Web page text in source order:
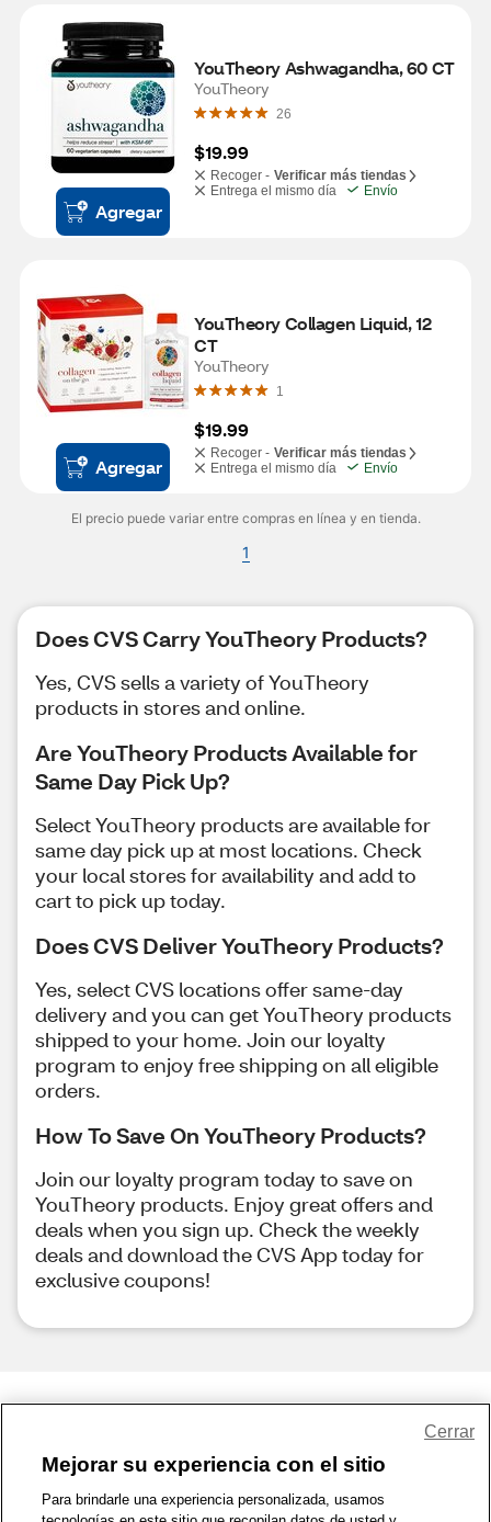
Agregar
YouTheory Ashwagandha, 60 CT
YouTheory
26
$19.99
Recoger - Verificar más tiendas
Entrega el mismo día
Envío
Agregar
YouTheory Collagen Liquid, 12
CT
YouTheory
1
$19.99
Recoger - Verificar más tiendas
Entrega el mismo día
Envío
El precio puede variar entre compras en línea y en tienda.
1
Does CVS Carry YouTheory Products?
Yes, CVS sells a variety of YouTheory
products in stores and online.
Are YouTheory Products Available for
Same Day Pick Up?
Select YouTheory products are available for
same day pick up at most locations. Check
your local stores for availability and add to
cart to pick up today.
Does CVS Deliver YouTheory Products?
Yes, select CVS locations offer same-day
delivery and you can get YouTheory products
shipped to your home. Join our loyalty
program to enjoy free shipping on all eligible
orders.
How To Save On YouTheory Products?
Join our loyalty program today to save on
YouTheory products. Enjoy great offers and
deals when you sign up. Check the weekly
deals and download the CVS App today for
exclusive coupons!
1-800-679-9691 | Contáctenos | Términos de Uso | Accesibilidad
Mejorar su experiencia con el sitio
Para brindarle una experiencia personalizada, usamos
Cerrar